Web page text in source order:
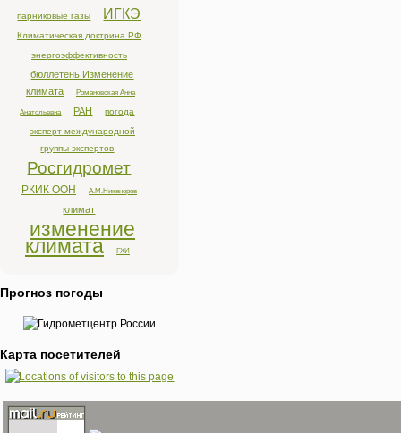
парниковые газы ИГКЭ
Климатическая доктрина РФ
энергоэффективность
бюллетень Изменение
климата
Романовская Анна
Анатольевна РАН
погода
эксперт международной
группы экспертов
Росгидромет
РКИК ООН А.М.Никаноров
климат
изменение
климата ГХИ
Прогноз погоды
Карта посетителей